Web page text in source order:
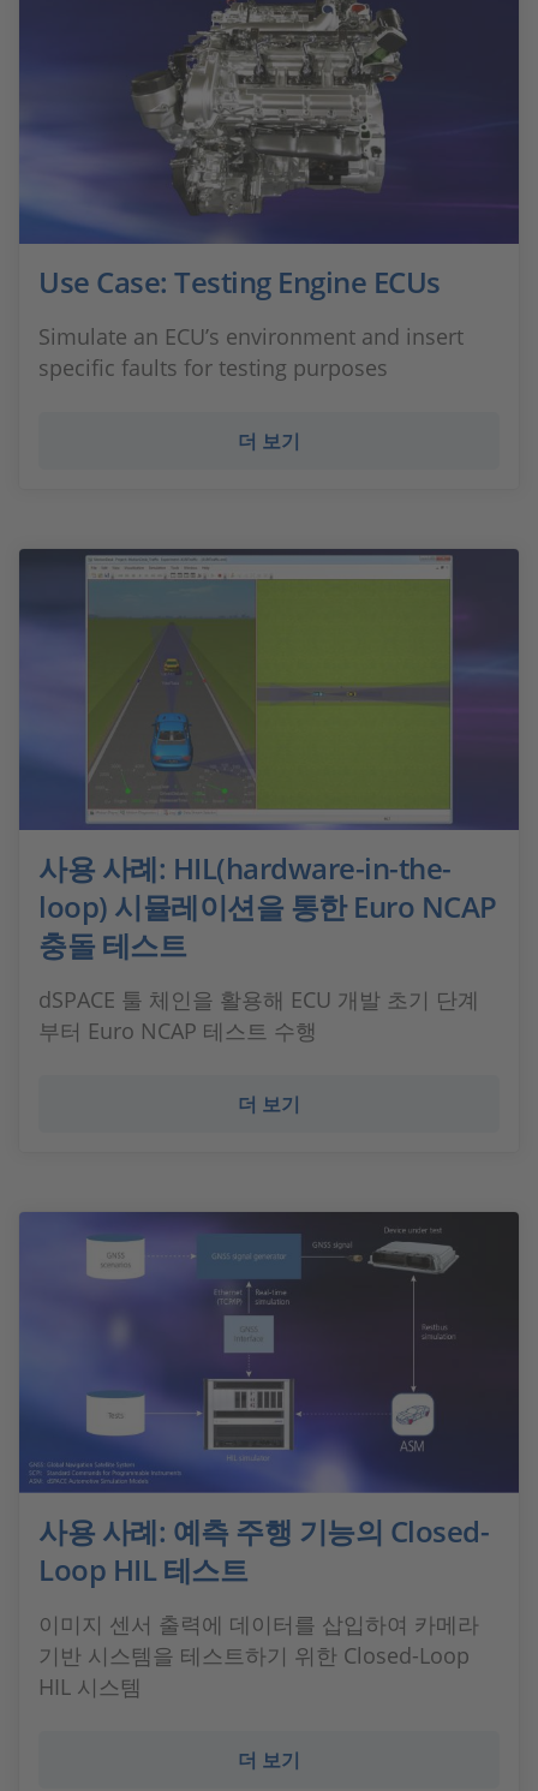
Use Case: Testing Engine ECUs
Simulate an ECU’s environment and insert
specific faults for testing purposes
더 보기
사용 사례: HIL(hardware-in-the-
loop) 시뮬레이션을 통한 Euro NCAP
충돌 테스트
dSPACE 툴 체인을 활용해 ECU 개발 초기 단계
부터 Euro NCAP 테스트 수행
더 보기
사용 사례: 예측 주행 기능의 Closed-
Loop HIL 테스트
이미지 센서 출력에 데이터를 삽입하여 카메라
기반 시스템을 테스트하기 위한 Closed-Loop
HIL 시스템
더 보기